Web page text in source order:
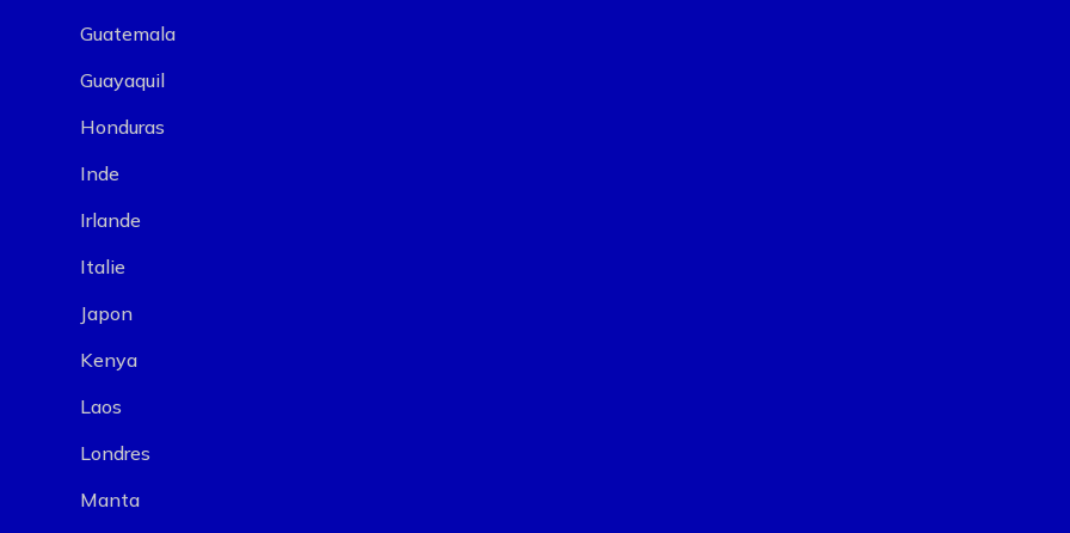
Guatemala
Guayaquil
Honduras
Inde
Irlande
Italie
Japon
Kenya
Laos
Londres
Manta